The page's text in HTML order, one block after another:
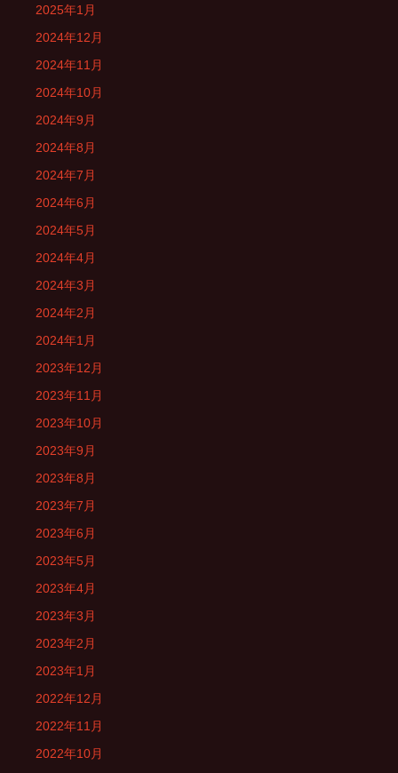
2025年1月
2024年12月
2024年11月
2024年10月
2024年9月
2024年8月
2024年7月
2024年6月
2024年5月
2024年4月
2024年3月
2024年2月
2024年1月
2023年12月
2023年11月
2023年10月
2023年9月
2023年8月
2023年7月
2023年6月
2023年5月
2023年4月
2023年3月
2023年2月
2023年1月
2022年12月
2022年11月
2022年10月